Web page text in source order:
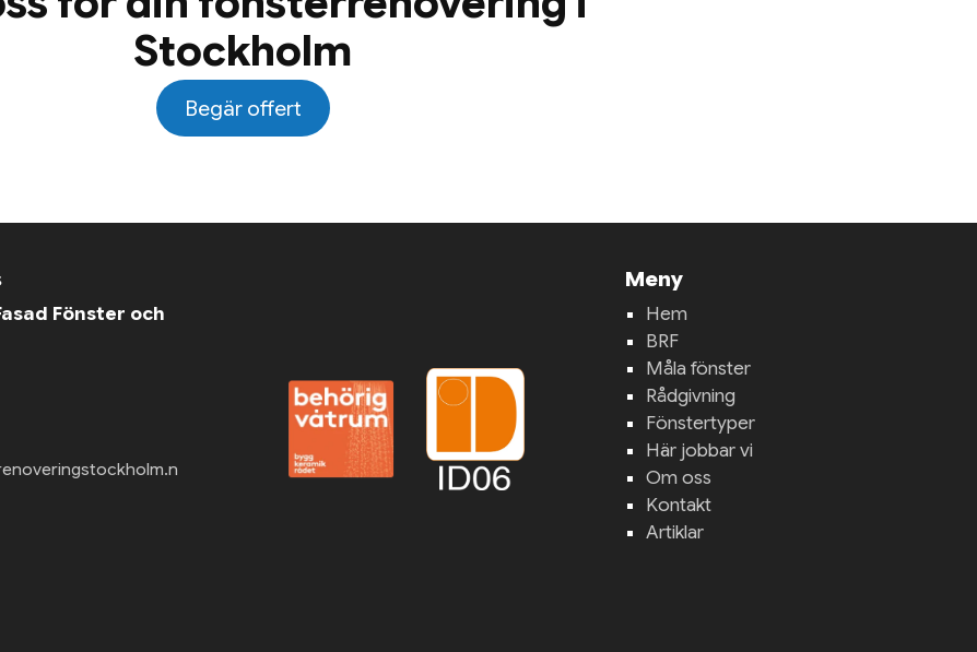
Stockholm
Begär offert
Fönster och
Meny
Hem
BRF
Måla fönster
Rådgivning
Fönstertyper
Här jobbar vi
Om oss
Kontakt
Artiklar